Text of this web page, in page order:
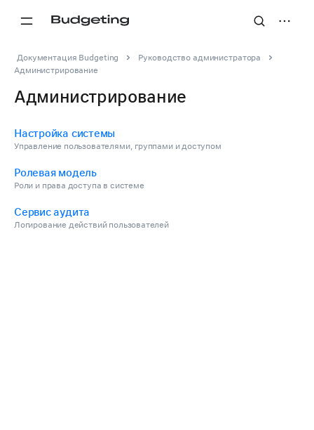
Документация Budgeting
Руководство администратора
Администрирование
Администрирование
Настройка системы
Управление пользователями, группами и доступом
Ролевая модель
Роли и права доступа в системе
Сервис аудита
Логирование действий пользователей